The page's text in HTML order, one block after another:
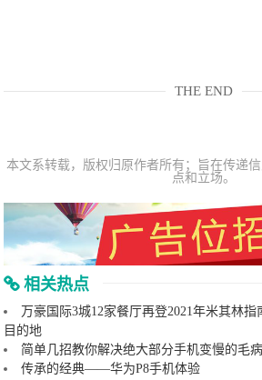
THE END
本文系转载，版权归原作者所有；旨在传递
点和立场。
相关热点
万豪国际3城12家餐厅再登2021年米其林
目的地
简单几招教你解决绝大部分手机变慢的毛病
传承的经典——华为P8手机体验